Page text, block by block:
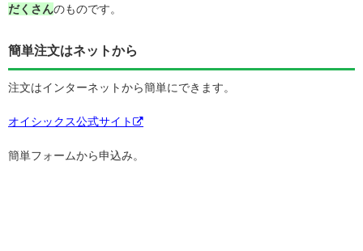
だくさんのものです。
簡単注文はネットから
注文はインターネットから簡単にできます。
オイシックス公式サイト
簡単フォームから申込み。